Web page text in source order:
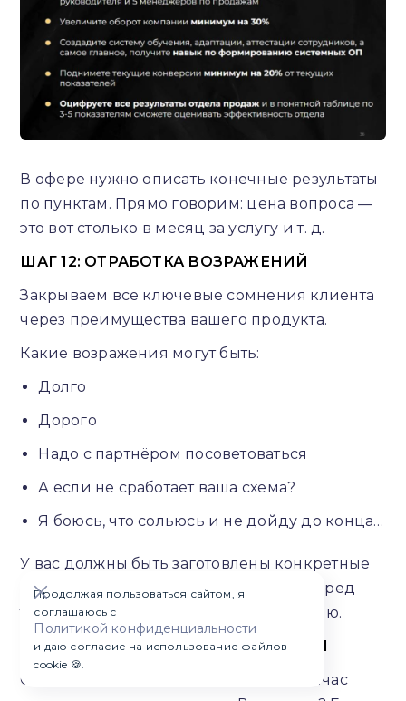
В офере нужно описать конечные результаты
по пунктам. Прямо говорим: цена вопроса —
это вот столько в месяц за услугу и т. д.
ШАГ 12: ОТРАБОТКА ВОЗРАЖЕНИЙ
Закрываем все ключевые сомнения клиента
через преимущества вашего продукта.
Какие возражения могут быть:
Долго
Дорого
Надо с партнёром посоветоваться
А если не сработает ваша схема?
Я боюсь, что сольюсь и не дойду до конца…
У вас должны быть заготовлены конкретные
ответы на каждый из этих вопросов перед
тем, как вы начнёте вести консультацию.
ШАГ 13: ТОЧКА ПРИНЯТИЯ РЕШЕНИЯ
Скажите клиенту: «Давайте прямо сейчас
Продолжая пользоваться сайтом, я
соглашаюсь с
Политикой конфиденциальности
и даю согласие на использование файлов
cookie 🍪.